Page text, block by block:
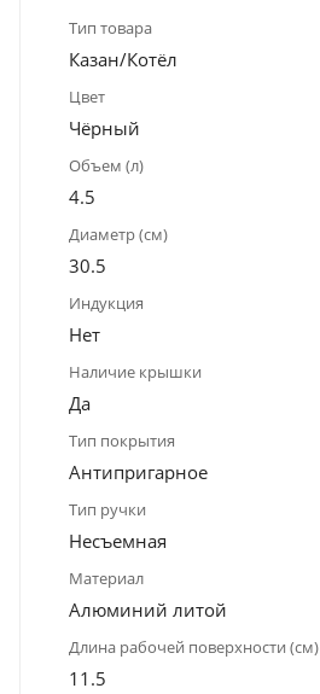
Тип товара
Казан/Котёл
Цвет
Чёрный
Объем (л)
4.5
Диаметр (см)
30.5
Индукция
Нет
Наличие крышки
Да
Тип покрытия
Антипригарное
Тип ручки
Несъемная
Материал
Алюминий литой
Длина рабочей поверхности (см)
11.5